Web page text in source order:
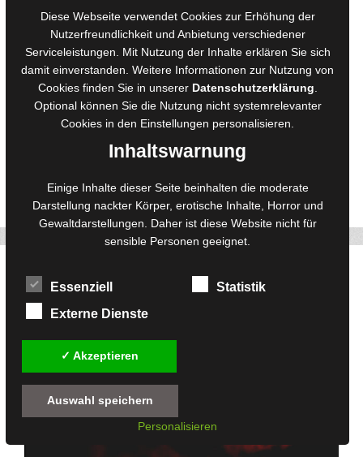
Roboteraufstände, allvernichtendes Super-Unkraut,
Bewusstseinsveränderungen der Menschheit oder gar
Invasionen von Außerirdischen oder Zombies… Angetrieben
vom Medienrummel um den 21. Dezember 2012, an dem der
berühmte Maya-Kalender seinen Zyklus beendet, tauchen
immer wieder neue Untergangstheorien auf. Vielfältige
Offenbarungen, basierend auf Wissenschaft oder Mythologie,
ringen um Aufmerksamkeit. In seinem …
Weiterlesen
Twitter
5. Kryptozoologie-Seminar in Berlin 2013
25. November 2012
Diese Webseite verwendet Cookies zur Erhöhung der
Nutzerfreundlichkeit und Anbietung verschiedener
Serviceleistungen. Mit Nutzung der Inhalte erklären Sie sich
damit einverstanden. Weitere Informationen zur Nutzung von
Cookies finden Sie in unserer Datenschutzerklärung
Optional können Sie die Nutzung nicht systemrelevanter
Cookies in den Einstellungen personalisieren.
Inhaltswarnung
Einige Inhalte dieser Seite beinhalten die moderate
Darstellung nackter Körper, erotische Inhalte, Horror und
Gewaltdarstellungen. Daher ist diese Website nicht für
sensible Personen geeignet.
Essenziell
Statistik
Externe Dienste
✓ Akzeptieren
Auswahl speichern
Personalisieren